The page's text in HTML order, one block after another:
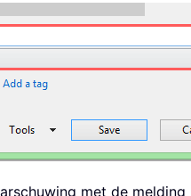
met de